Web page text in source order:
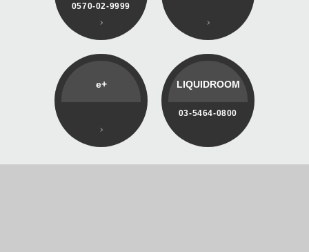
0570-02-9999
e+ LIQUIDROOM
03-5464-0800